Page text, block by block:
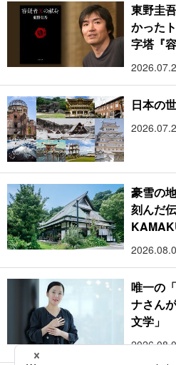
東野圭
かった
字塔『
日本の
豪雪の
刻んだ
唯一の
ナさん
文学」